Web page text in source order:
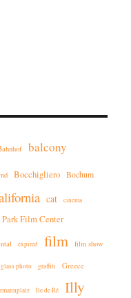
balcony
Bocchigliero Bochum
cat cinema
Park Film Center
expired film film show
glass photo graffiti Greece
Ile de Ré Illy